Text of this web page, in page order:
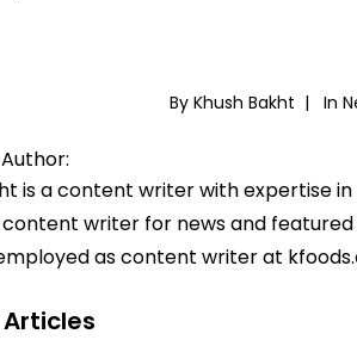
By Khush Bakht | In
is a content writer with expertise
writer for news and
as content writer at